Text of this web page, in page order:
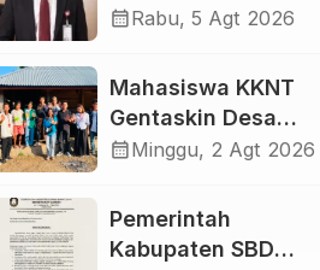
NTT Konsen
Saing
calendar_monthRabu, 5 Agt 2026
Mahasiswa KKNT
Gentaskin Desa
Pahola Gandeng
Bagikan PMT untuk
Anak Stunting dan
calendar_monthMinggu, 2 Agt 2026
Pemerintah
Kabupaten SBD